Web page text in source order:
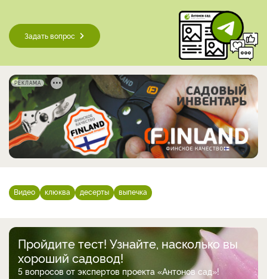
Задать вопрос
РЕКЛАМА
Видео клюква десерты выпечка
Пройдите тест! Узнайте, насколько вы
хороший садовод!
5 вопросов от экспертов проекта «Антонов сад»!